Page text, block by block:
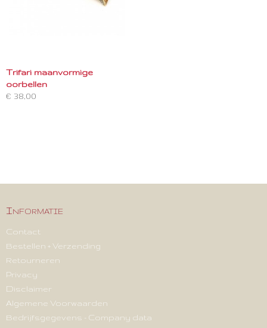
Trifari maanvormige
oorbellen
€ 38,00
Informatie
Contact
Bestellen + Verzending
Retourneren
Privacy
Disclaimer
Algemene Voorwaarden
Bedrijfsgegevens - Company data